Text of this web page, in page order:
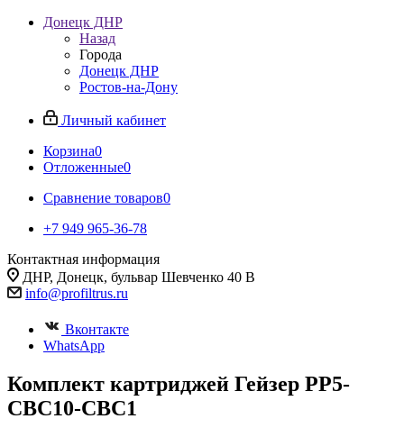
Донецк ДНР
Назад
Города
Донецк ДНР
Ростов-на-Дону
Личный кабинет
Корзина0
Отложенные0
Сравнение товаров0
+7 949 965-36-78
Контактная информация
ДНР, Донецк, бульвар Шевченко 40 В
info@profiltrus.ru
Вконтакте
WhatsApp
Комплект картриджей Гейзер РР5-
СВС10-СВС1